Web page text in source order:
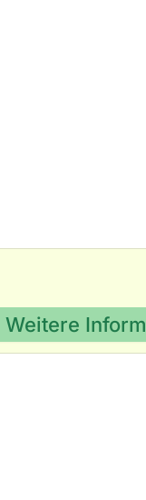
Weitere